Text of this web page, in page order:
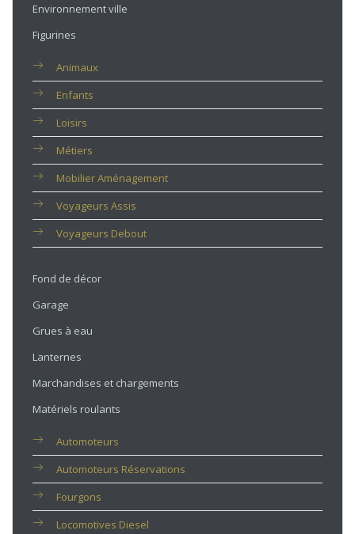
Environnement ville
Figurines
Animaux
Enfants
Loisirs
Métiers
Mobilier Aménagement
Voyageurs Assis
Voyageurs Debout
Fond de décor
Garage
Grues à eau
Lanternes
Marchandises et chargements
Matériels roulants
Automoteurs
Automoteurs Réservations
Fourgons
Locomotives Diesel